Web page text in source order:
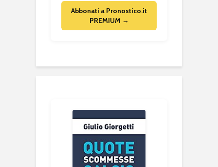
Abbonati a Pronostico.it
PREMIUM →